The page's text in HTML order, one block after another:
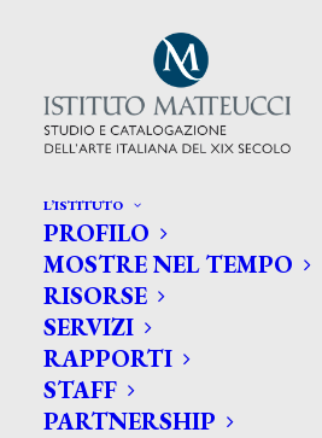
L’ISTITUTO
PROFILO
MOSTRE NEL TEMPO
RISORSE
SERVIZI
RAPPORTI
STAFF
PARTNERSHIP
CERCA TRA GLI ARTISTI:
Search
for: